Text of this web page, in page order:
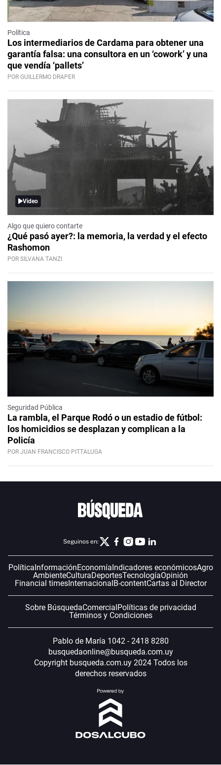
Política
Los intermediarios de Cardama para obtener una
garantía falsa: una consultora en un ‘cowork’ y una
que vendía ‘pallets’
POR GUILLERMO DRAPER
Video
Algo que quiero contarte
¿Qué pasó ayer?: la memoria, la verdad y el efecto
Rashomon
POR SILVANA TANZI
Seguridad Pública
La rambla, el Parque Rodó o un estadio de fútbol:
los homicidios se desplazan y complican a la
Policía
POR JUAN FRANCISCO PITTALUGA
Seguinos en:
Política InformaciónEconomía Indicadores económicosAgro
AmbienteCulturaDeportesTecnologíaOpinión
Financial timesInternacional B-contentCartas al Director
Sobre BúsquedaComercial Políticas de privacidad
Términos y Condiciones
Pablo de María 1042 - 2418 8280
busquedaonline@busqueda.com.uy
Copyright busqueda.com.uy 2024 Todos los
derechos reservados